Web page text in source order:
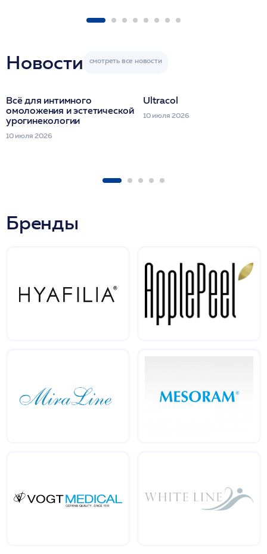
Новости
Всё для интимного
омоложения и эстетической
урогинекологии
10 июля 2026
Ultracol
10 июля 2026
Бренды